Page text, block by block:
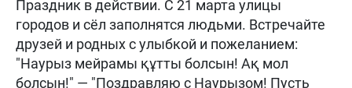
Праздник в действии. С 21 марта улицы
городов и сёл заполнятся людьми. Встречайте
друзей и родных с улыбкой и пожеланием:
"Наурыз мейрамы құтты болсын! Ақ мол
болсын!" — "Поздравляю с Наурызом! Пусть